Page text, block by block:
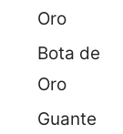
Oro
Bota de
Oro
Guante